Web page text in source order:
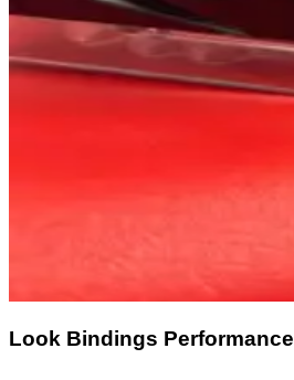
Look Bindings Performance